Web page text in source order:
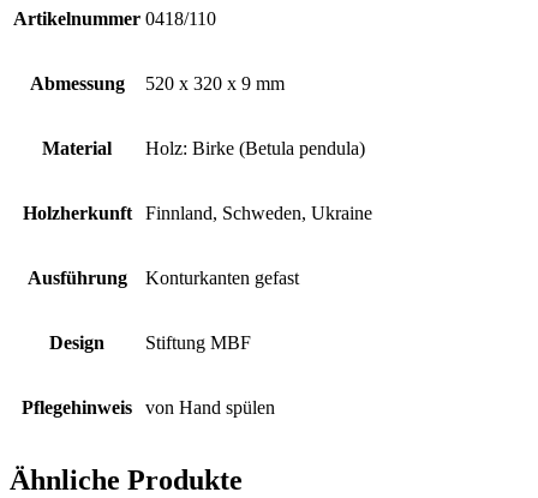
Artikelnummer 0418/110
Abmessung 520 x 320 x 9 mm
Material Holz: Birke (Betula pendula)
Holzherkunft Finnland, Schweden, Ukraine
Ausführung Konturkanten gefast
Design Stiftung MBF
Pflegehinweis von Hand spülen
Ähnliche Produkte